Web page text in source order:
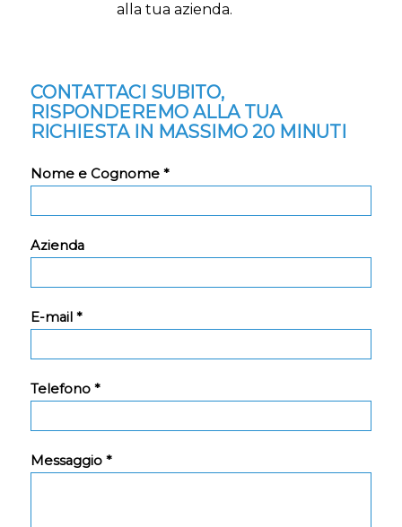
alla tua azienda.
CONTATTACI SUBITO,
RISPONDEREMO ALLA TUA
RICHIESTA IN MASSIMO 20 MINUTI
Nome e Cognome *
Azienda
E-mail *
Telefono *
Messaggio *